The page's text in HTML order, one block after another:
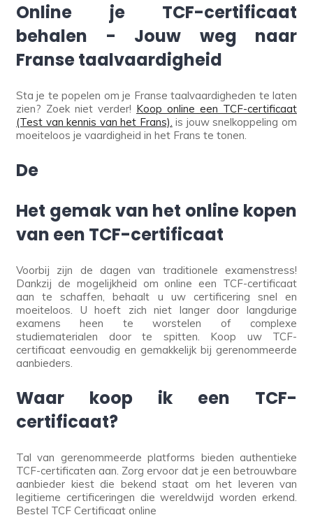
Online je TCF-certificaat
behalen - Jouw weg naar
Franse taalvaardigheid
Sta je te popelen om je Franse taalvaardigheden te laten
zien? Zoek niet verder! Koop online een TCF-certificaat
(Test van kennis van het Frans). is jouw snelkoppeling om
moeiteloos je vaardigheid in het Frans te tonen.
De
Het gemak van het online kopen
van een TCF-certificaat
Voorbij zijn de dagen van traditionele examenstress!
Dankzij de mogelijkheid om online een TCF-certificaat
aan te schaffen, behaalt u uw certificering snel en
moeiteloos. U hoeft zich niet langer door langdurige
examens heen te worstelen of complexe
studiematerialen door te spitten. Koop uw TCF-
certificaat eenvoudig en gemakkelijk bij gerenommeerde
aanbieders.
Waar koop ik een TCF-
certificaat?
Tal van gerenommeerde platforms bieden authentieke
TCF-certificaten aan. Zorg ervoor dat je een betrouwbare
aanbieder kiest die bekend staat om het leveren van
legitieme certificeringen die wereldwijd worden erkend.
Bestel TCF Certificaat online